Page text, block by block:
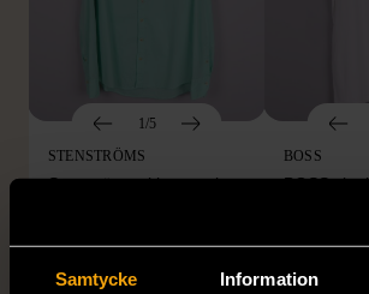
Samtycke Information
1/5
STENSTRÖMS
Stenströms skjorta turkos
259 kr
BOSS
BOSS vit
Mycket
279 kr